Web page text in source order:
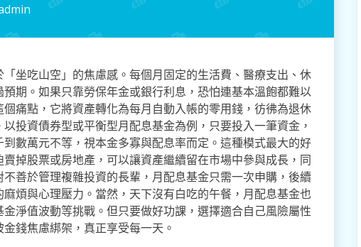
坐吃山空」的焦慮感。每個月固定的生活費、醫療支出、休
期。如果只靠勞保年金或銀行利息，恐怕連基本溫飽都難以
痛點，它將資產轉化為每月自動入帳的零用錢，彷彿為退休
投資債券型或平衡型月配息基金為例，只要投入一筆資金，
數萬元不等，視本金多寡與配息率而定。這種模式最大的好
掉股票或房地產，可以讓資產繼續留在市場中參與成長，同
善於管理複雜投資的長輩，月配息基金只需一次申購，後續
煩與心理壓力。當然，天下沒有白吃的午餐，月配息基金也
淨值波動等挑戰。但只要做好功課，選擇適合自己風險屬性
錢焦慮綁架，真正享受每一天。